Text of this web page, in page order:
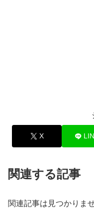
X
関連する記事
関連記事は見つかりま